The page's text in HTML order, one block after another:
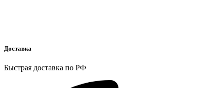
Доставка
Быстрая доставка по РФ